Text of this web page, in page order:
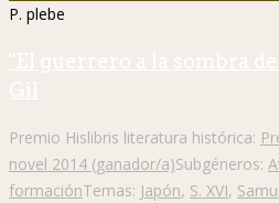
P. plebe
"El guerrero a la sombra
Gil
Premio Hislibris literatura histórica:
novel 2014 (ganador/a)Subgéneros:
formaciónTemas: Japón, S. XVI,